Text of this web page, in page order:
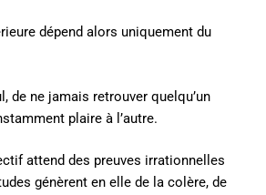
dépend alors uniquement du
de ne jamais retrouver quelqu’un
plaire à l’autre.
attend des preuves irrationnelles
génèrent en elle de la colère, de